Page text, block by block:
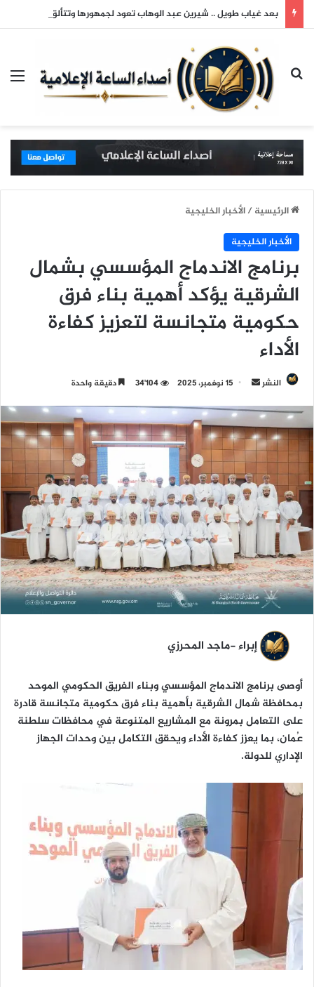
بحث عن
الرئيسية/الأخبار الخليجية
الأخبار الخليجية
برنامج الاندماج المؤسسي بشمال
الشرقية يؤكد أهمية بناء فرق
حكومية متجانسة لتعزيز كفاءة
الأداء
النشر
س
ل
ب
ي
د
ا
ك
ت
ر
ي
15 نوفمبر، 2025 34٬104 دقيقة واحدة
إبراء -ماجد المحرزي
أوصى برنامج الاندماج المؤسسي وبناء الفريق الحكومي الموحد
بمحافظة شمال الشرقية بأهمية بناء فرق حكومية متجانسة قادرة
على التعامل بمرونة مع المشاريع المتنوعة في محافظات سلطنة
عُمان، بما يعزز كفاءة الأداء ويحقق التكامل بين وحدات الجهاز
الإداري للدولة.